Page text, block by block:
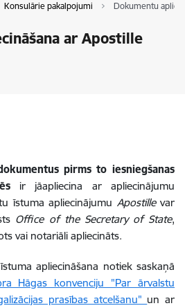
Konsulārie pakalpojumi Dokumentu
ar Apostille
pirms to iesniegšanas
ir jāapliecina ar apliecinājumu
īstuma apliecinājumu Apostillevar
Office of the Secretary of State,
vai notariāli apliecināts.
apliecināšana notiek saskaņā
Hāgas konvenciju "Par ārvalstu
prasības atcelšanu" un ar